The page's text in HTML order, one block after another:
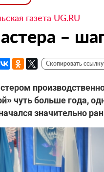
газета UG.RU
–
Скопировать ссылку
чуть больше года,
значительно